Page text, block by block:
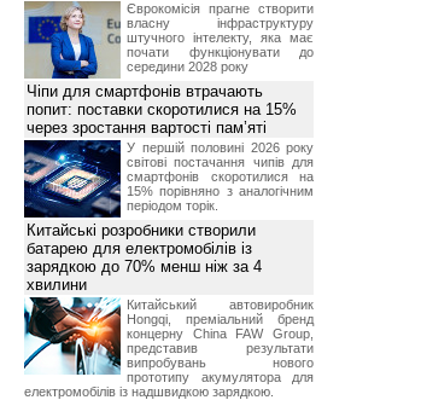
Єврокомісія прагне створити
власну інфраструктуру
штучного інтелекту, яка має
почати функціонувати до
середини 2028 року
Чіпи для смартфонів втрачають
попит: поставки скоротилися на 15%
через зростання вартості пам’яті
У першій половині 2026 року
світові постачання чипів для
смартфонів скоротилися на
15% порівняно з аналогічним
періодом торік.
Китайські розробники створили
батарею для електромобілів із
зарядкою до 70% менш ніж за 4
хвилини
Китайський автовиробник
Hongqi, преміальний бренд
концерну China FAW Group,
представив результати
випробувань нового
прототипу акумулятора для
електромобілів із надшвидкою зарядкою.